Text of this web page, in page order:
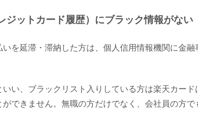
ジットカード履歴）にブラック情報がない
を延滞・滞納した方は、個人信用情報機関に金融
い、ブラックリスト入りしている方は楽天カー
できません。無職の方だけでなく、会社員の方で